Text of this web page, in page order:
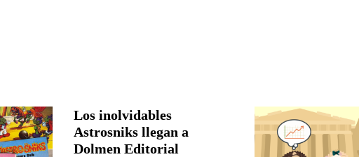
Los inolvidables
Astrosniks llegan a
Dolmen Editorial